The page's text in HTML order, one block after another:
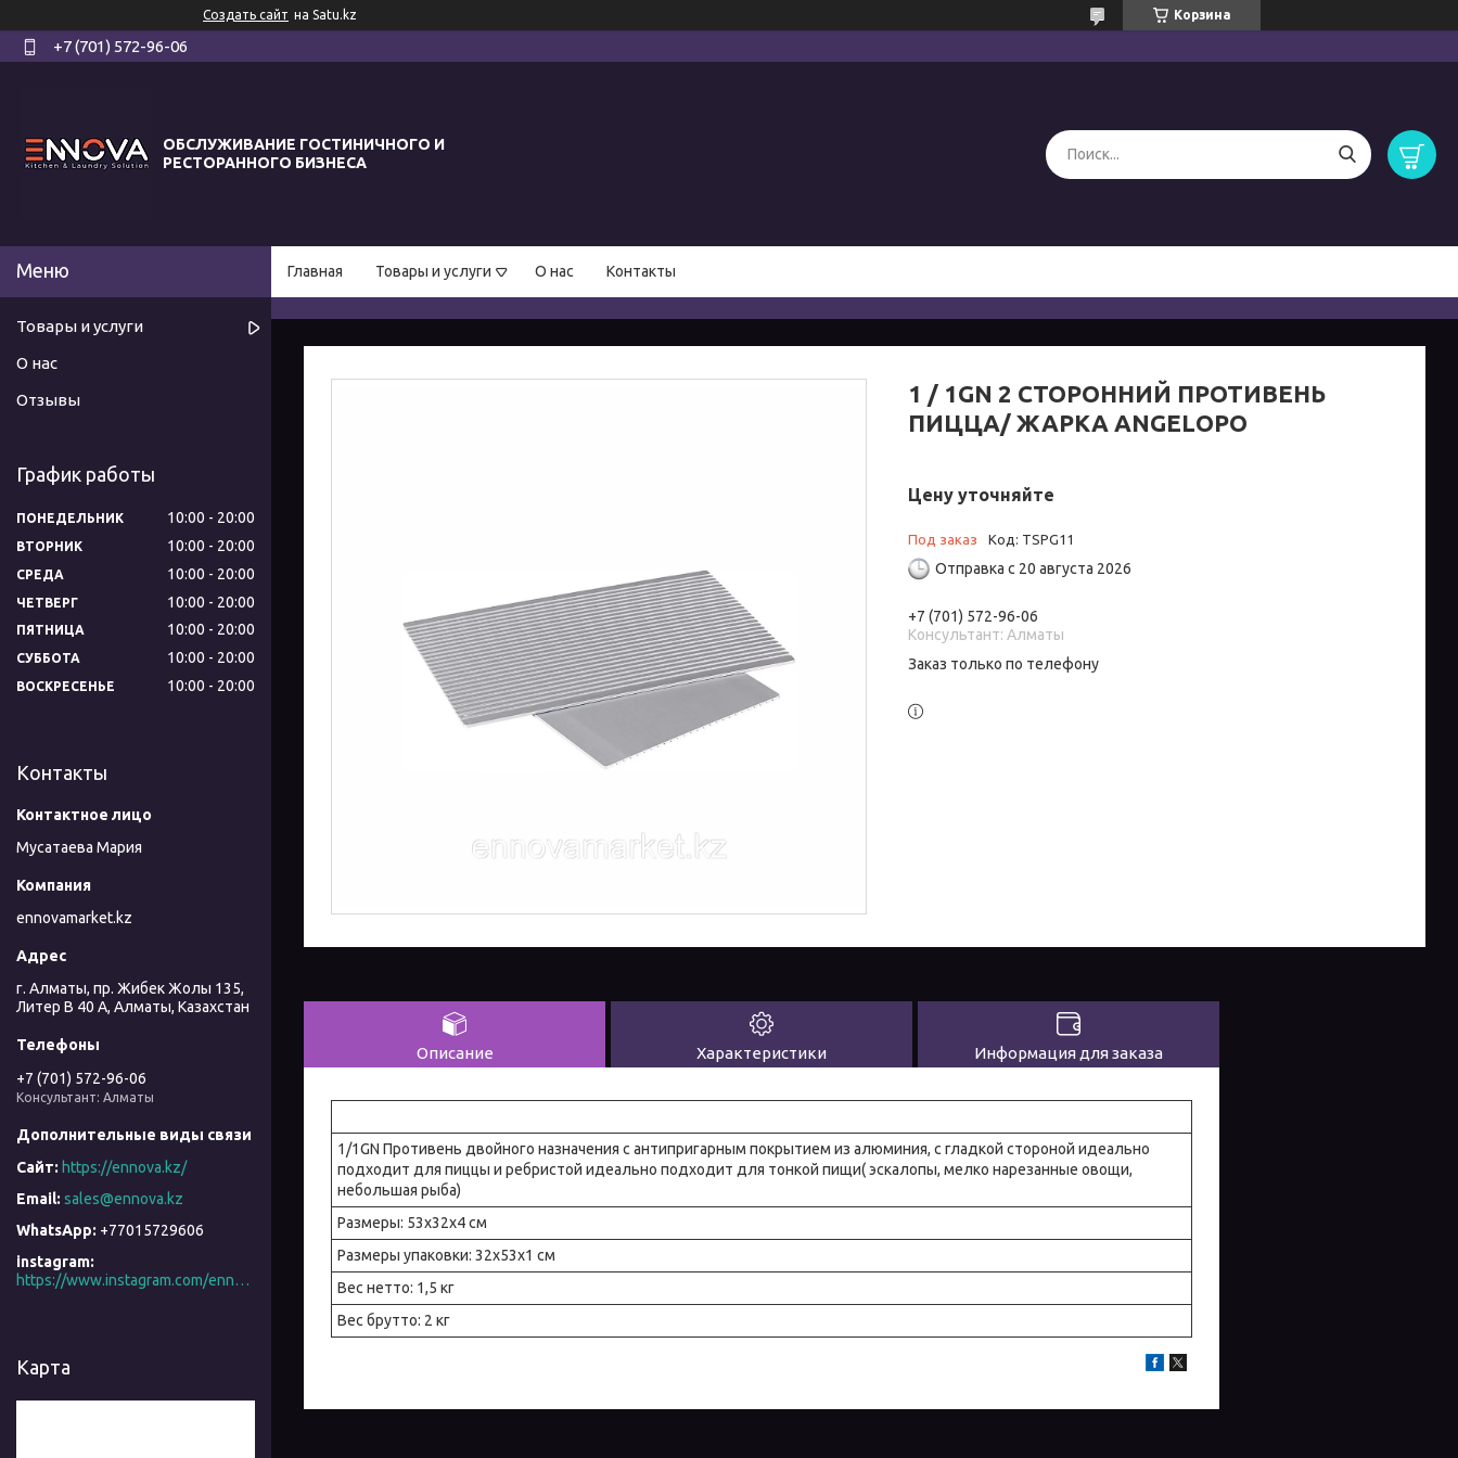
Создать сайт на Satu.kz Корзина
+7 (701) 572-96-06
ОБСЛУЖИВАНИЕ ГОСТИНИЧНОГО И
РЕСТОРАННОГО БИЗНЕСА
Главная Товары и услуги О нас Контакты
1 / 1GN 2 СТОРОННИЙ ПРОТИВЕНЬ
ПИЦЦА/ ЖАРКА ANGELOPO
Цену уточняйте
Под заказ Код: TSPG11
Отправка с 20 августа 2026
+7 (701) 572-96-06
Консультант: Алматы
Заказ только по телефону
Описание Характеристики Информация для заказа
1/1GN Противень двойного назначения с антипригарным покрытием из алюминия, с гладкой стороной идеально
подходит для пиццы и ребристой идеально подходит для тонкой пищи( эскалопы, мелко нарезанные овощи,
небольшая рыба)
Размеры: 53x32x4 см
Размеры упаковки: 32x53x1 см
Вес нетто: 1,5 кг
Вес брутто: 2 кг
Товары и услуги
О нас
Отзывы
График работы
ПОНЕДЕЛЬНИК 10:00 20:00
ВТОРНИК 10:00 20:00
СРЕДА 10:00 20:00
ЧЕТВЕРГ 10:00 20:00
ПЯТНИЦА 10:00 20:00
СУББОТА 10:00 20:00
ВОСКРЕСЕНЬЕ 10:00 20:00
Контакты
Мусатаева Мария
ennovamarket.kz
г. Алматы, пр. Жибек Жолы 135,
Литер В 40 А, Алматы, Казахстан
+7 (701) 572-96-06
Консультант: Алматы
https://ennova.kz/
sales@ennova.kz
+77015729606
instagram
https://www.instagram.com/ennova_horeca/
Карта